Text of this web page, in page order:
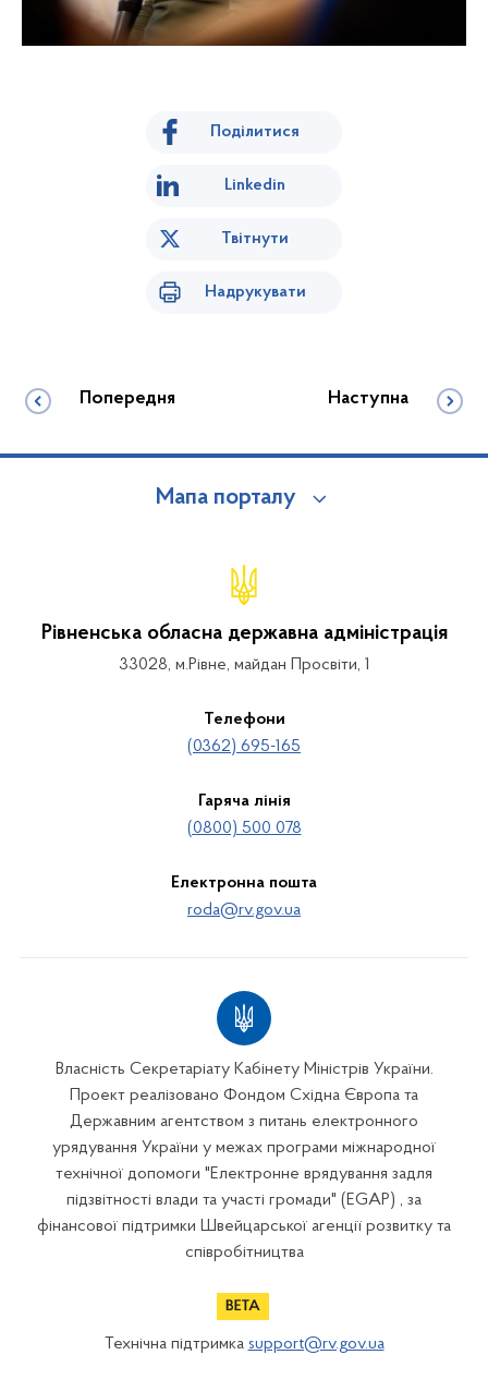
Поділитися
Linkedin
Твітнути
Надрукувати
Попередня Наступна
Мапа порталу
Рівненська обласна державна адміністрація
33028, м.Рівне, майдан Просвіти, 1
Телефони
(0362) 695-165
Гаряча лінія
(0800) 500 078
Електронна пошта
roda@rv.gov.ua
Власність Секретаріату Кабінету Міністрів України.
Проект реалізовано Фондом Східна Європа та
Державним агентством з питань електронного
урядування України у межах програми міжнародної
технічної допомоги "Електронне врядування задля
підзвітності влади та участі громади" (EGAP) , за
фінансової підтримки Швейцарської агенції розвитку та
співробітництва
Технічна підтримка support@rv.gov.ua